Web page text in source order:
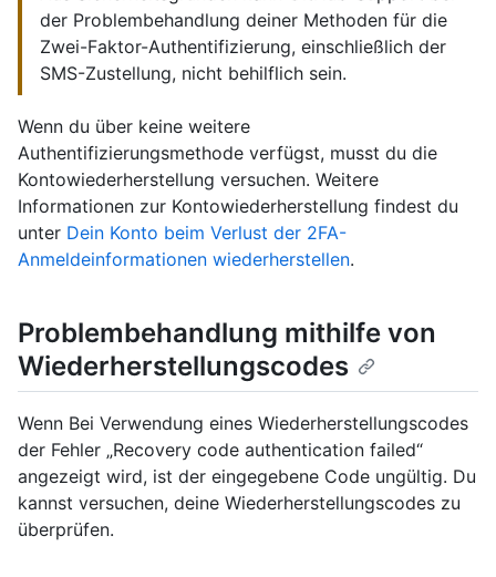
der Problembehandlung deiner Methoden für die
Zwei-Faktor-Authentifizierung, einschließlich der
SMS-Zustellung, nicht behilflich sein.
Wenn du über keine weitere
Authentifizierungsmethode verfügst, musst du die
Kontowiederherstellung versuchen. Weitere
Informationen zur Kontowiederherstellung findest du
unter Dein Konto beim Verlust der 2FA-
Anmeldeinformationen wiederherstellen.
Problembehandlung mithilfe von
Wiederherstellungscodes
Wenn Bei Verwendung eines Wiederherstellungscodes
der Fehler „Recovery code authentication failed“
angezeigt wird, ist der eingegebene Code ungültig. Du
kannst versuchen, deine Wiederherstellungscodes zu
überprüfen.